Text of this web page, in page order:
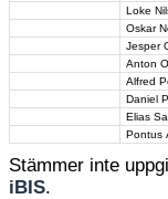
Loke
Oskar
Jesper
Anton
Alfred
Daniel
Elias
Pontus
Stämmer inte
iBIS.